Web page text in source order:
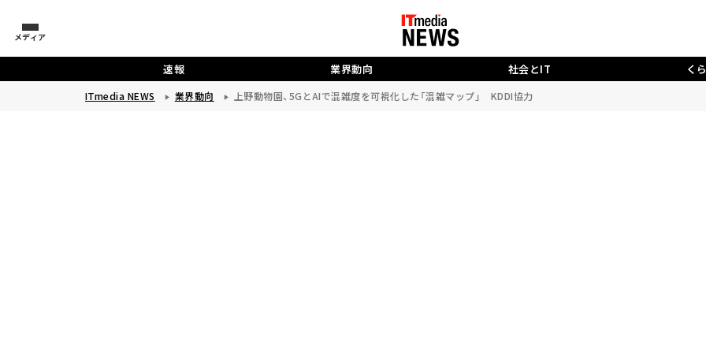
メディア
速報 業界動向 社会とIT く
ITmedia NEWS 業界動向 上野動物園、5GとAIで混雑度を可視化した「混雑マップ」 KDDI協力